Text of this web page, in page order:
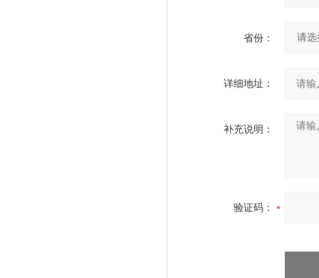
省份：
详细地址：
补充说明：
验证码：